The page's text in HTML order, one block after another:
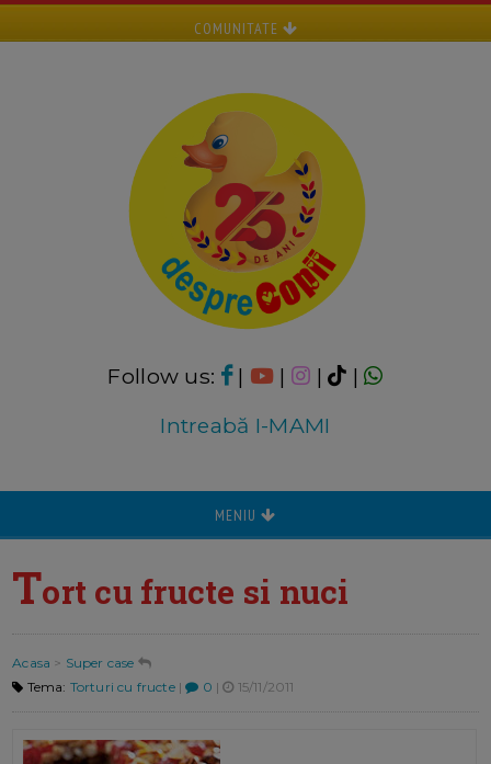
COMUNITATE
Follow us: | | |
|
Intreabă I-MAMI
MENIU
Tort cu fructe si nuci
Acasa > Super case
Tema: Torturi cu fructe| 0 | 15/11/2011